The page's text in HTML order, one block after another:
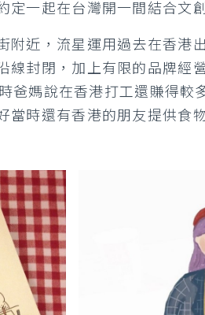
定一起在台灣開一間結合文
附近，流星運用過去在香港
線封閉，加上有限的品牌經
爸媽說在香港打工還賺得
當時還有香港的朋友提供食